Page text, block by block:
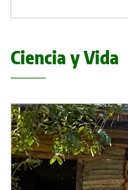
Ciencia y Vida